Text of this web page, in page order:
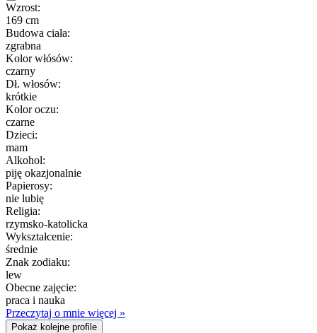
Wzrost:
169 cm
Budowa ciała:
zgrabna
Kolor włósów:
czarny
Dł. włosów:
krótkie
Kolor oczu:
czarne
Dzieci:
mam
Alkohol:
piję okazjonalnie
Papierosy:
nie lubię
Religia:
rzymsko-katolicka
Wykształcenie:
średnie
Znak zodiaku:
lew
Obecne zajęcie:
praca i nauka
Przeczytaj o mnie więcej »
Pokaż kolejne profile